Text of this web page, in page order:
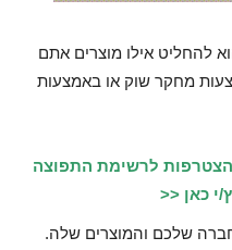
להחליט אילו מוצרים אתם
מחקר שוק או באמצעות
לרשימת התפוצה
י כאן <<
שלכם והמוצרים שלה.